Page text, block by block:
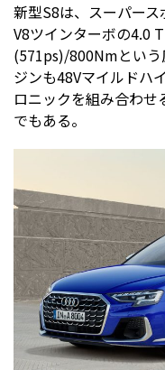
新型S8は、スーパー
V8ツインターボの4.0
(571ps)/800Nmとい
ジンも48Vマイルドハ
ロニックを組み合わ
でもある。